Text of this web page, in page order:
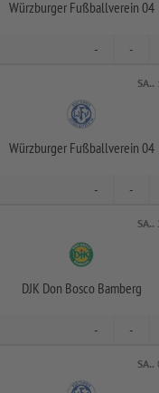
Würzburger Fußballverein 04
- -
SA..
Würzburger Fußballverein 04
- -
SA..
DJK Don Bosco Bamberg
- -
SA..